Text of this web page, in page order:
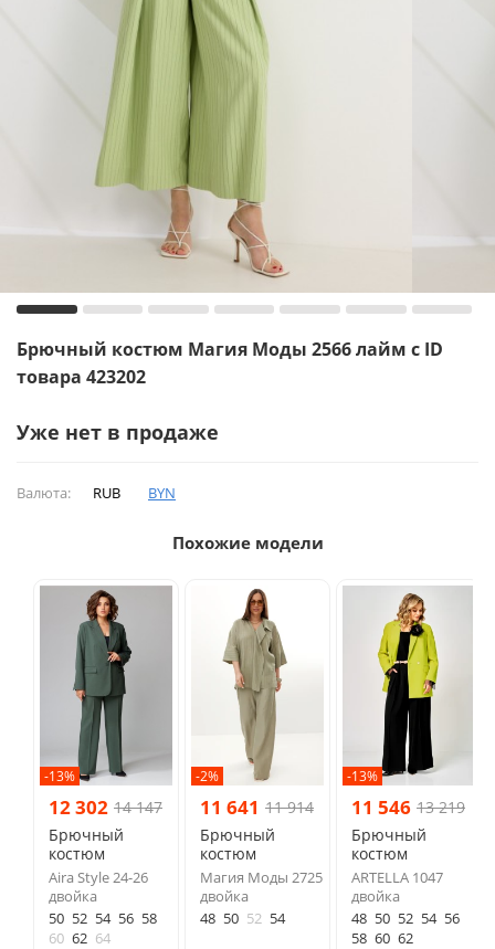
Брючный костюм Магия Моды 2566 лайм с ID
товара 423202
Уже нет в продаже
Валюта: RUB BYN
Похожие модели
-13%
12 302 14 147
Брючный
костюм
Aira Style 24-26
двойка
50 52 54 56 58
60 62 64
-2%
11 641 11 914
Брючный
костюм
Магия Моды 2725
двойка
48 50 52 54
-13%
11 546 13 219
Брючный
костюм
ARTELLA 1047
двойка
48 50 52 54 56
58 60 62